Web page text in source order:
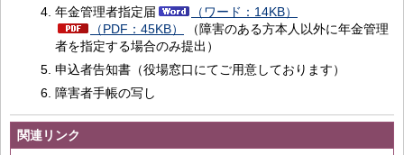
年金管理者指定届
（ワード：14KB）
（PDF：45KB）
（障害のある方本人以外に年金管理
者を指定する場合のみ提出）
申込者告知書（役場窓口にてご用意しております）
障害者手帳の写し
関連リンク